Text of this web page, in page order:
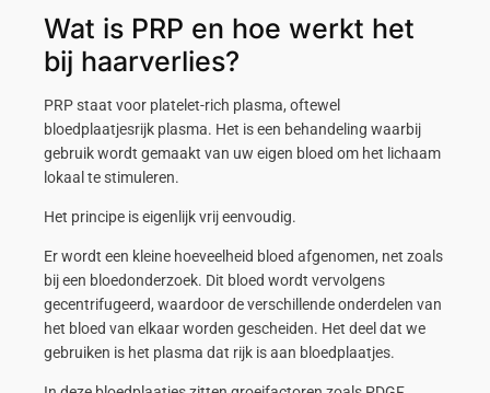
Wat is PRP en hoe werkt het
bij haarverlies?
PRP staat voor platelet-rich plasma, oftewel
bloedplaatjesrijk plasma. Het is een behandeling waarbij
gebruik wordt gemaakt van uw eigen bloed om het lichaam
lokaal te stimuleren.
Het principe is eigenlijk vrij eenvoudig.
Er wordt een kleine hoeveelheid bloed afgenomen, net zoals
bij een bloedonderzoek. Dit bloed wordt vervolgens
gecentrifugeerd, waardoor de verschillende onderdelen van
het bloed van elkaar worden gescheiden. Het deel dat we
gebruiken is het plasma dat rijk is aan bloedplaatjes.